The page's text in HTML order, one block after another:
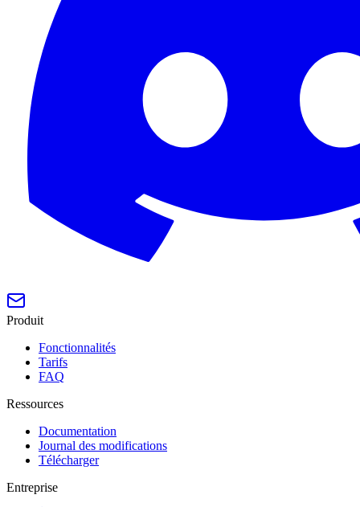
Produit
Fonctionnalités
Tarifs
FAQ
Ressources
Documentation
Journal des modifications
Télécharger
Entreprise